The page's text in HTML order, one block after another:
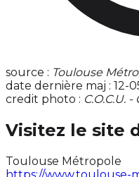
source : Toulouse
date dernière maj : 12-
credit photo : C.O.C.U.
Visitez le site
Toulouse Métropole